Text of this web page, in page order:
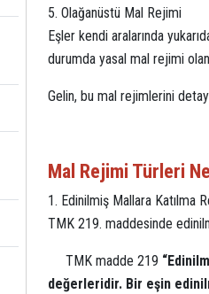
Olağanüstü Mal Rejimi
Eşler kendi aralarında
durumda yasal mal rejimi
Gelin, bu mal rejimlerini
Mal Rejimi Türleri
Edinilmiş Mallara Katılma
TMK 219. maddesinde
TMK madde 219
değerleridir. Bir eşin